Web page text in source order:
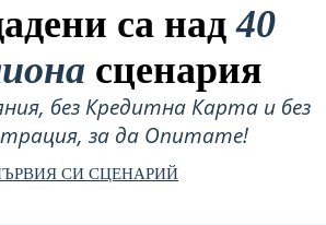
са над40
сценария
без Кредитна Карта и без
за да Опитате!
СИ СЦЕНАРИЙ